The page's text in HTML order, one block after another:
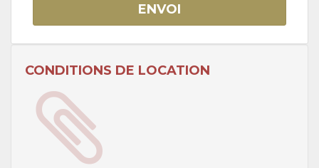
ENVOI
CONDITIONS DE LOCATION